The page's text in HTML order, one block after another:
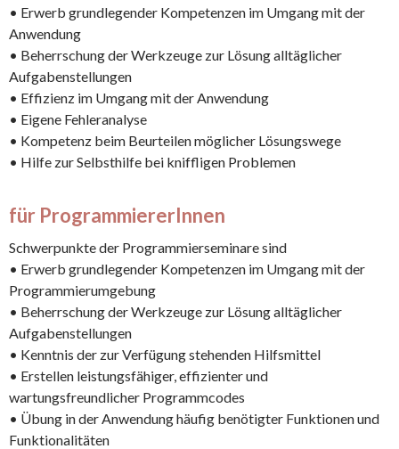
• Erwerb grundlegender Kompetenzen im Umgang mit der
Anwendung
• Beherrschung der Werkzeuge zur Lösung alltäglicher
Aufgabenstellungen
• Effizienz im Umgang mit der Anwendung
• Eigene Fehleranalyse
• Kompetenz beim Beurteilen möglicher Lösungswege
• Hilfe zur Selbsthilfe bei kniffligen Problemen
für ProgrammiererInnen
Schwerpunkte der Programmierseminare sind
• Erwerb grundlegender Kompetenzen im Umgang mit der
Programmierumgebung
• Beherrschung der Werkzeuge zur Lösung alltäglicher
Aufgabenstellungen
• Kenntnis der zur Verfügung stehenden Hilfsmittel
• Erstellen leistungsfähiger, effizienter und
wartungsfreundlicher Programmcodes
• Übung in der Anwendung häufig benötigter Funktionen und
Funktionalitäten